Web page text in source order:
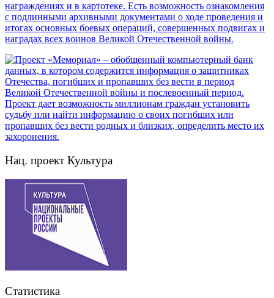
Нац. проект Культура
Статистика